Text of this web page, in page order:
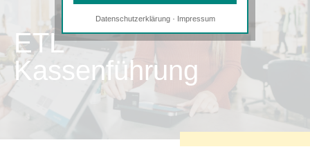
ETL
Kassenführung
Notwendige Cookies
Diese Cookies sind erforderlich, um die
zu sichern.
Tracking- und Targeting-Cookies
Diese Cookies sind erforderlich, um
zu optimieren. Hierzu gehört eine
Angebotes einschließlich der
Datenschutzerklärung· Impressum